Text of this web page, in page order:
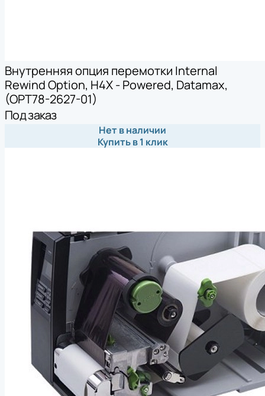
Внутренняя опция перемотки Internal
Rewind Option, H4X - Powered, Datamax,
(OPT78-2627-01)
Под заказ
Нет в наличии
Купить в 1 клик